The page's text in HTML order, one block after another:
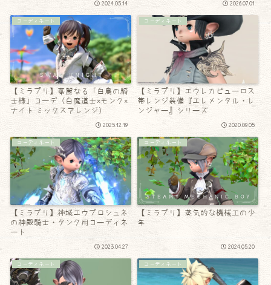
2024.05.14 2026.07.01
コーディネート
【ミラプリ】華麗なる「白鳥の騎
士様」コーデ（白魔道士×モンク×
ナイト ミックスアレンジ）
2025.12.19
コーディネート
【ミラプリ】エウレカピューロス
帯レンジ装備『エレメンタル・レ
ンジャー』シリーズ
2020.09.05
コーディネート
【ミラプリ】神域エウプロシュネ
の神殿騎士・タンク用コーディネ
ート
2023.04.27
コーディネート
【ミラプリ】蒸気的な機械工の少
年
2024.05.20
コーディネート コーディネート